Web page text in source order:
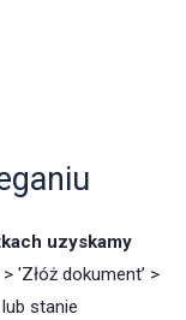
uzyskamy
'Złóż dokument’ >
stanie